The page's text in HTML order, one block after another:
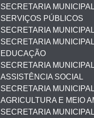
SECRETARIA
SERVIÇOS PÚBLICOS
SECRETARIA
SECRETARIA
EDUCAÇÃO
SECRETARIA
ASSISTÊNCIA SOCIAL
SECRETARIA
AGRICULTURA E MEIO
SECRETARIA